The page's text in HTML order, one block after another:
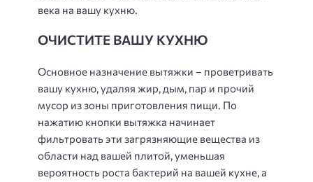
века на вашу кухню.
ОЧИСТИТЕ ВАШУ КУХНЮ
Основное назначение вытяжки – проветривать
вашу кухню, удаляя жир, дым, пар и прочий
мусор из зоны приготовления пищи. По
нажатию кнопки вытяжка начинает
фильтровать эти загрязняющие вещества из
области над вашей плитой, уменьшая
вероятность роста бактерий на вашей кухне, а